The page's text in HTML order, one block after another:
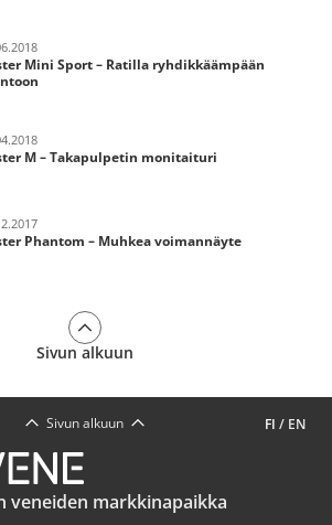
Mini Sport – Ratilla ryhdikkäämpään
M – Takapulpetin monitaituri
Phantom – Muhkea voimannäyte
Sivun alkuun
FI / EN
Sivun alkuun
veneiden markkinapaikka